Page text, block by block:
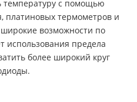
температуру с помощью
платиновых термометров и
возможности по
использования предела
более широкий круг